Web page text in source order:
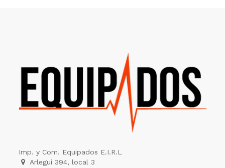
Imp. y Com. Equipados E.I.R.L
Arlegui 394, local 3